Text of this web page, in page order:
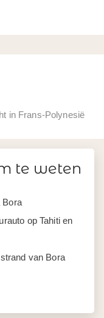
in Frans-Polynesië
te weten
Bora
op Tahiti en
van Bora